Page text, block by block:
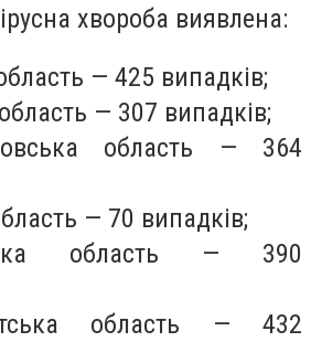
хвороба виявлена:
— 425 випадків;
— 307 випадків;
область — 364
— 70 випадків;
область — 390
область — 432